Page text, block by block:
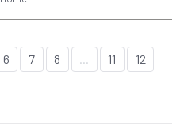
6 7 8 11 12